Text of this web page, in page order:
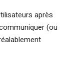
après
(ou